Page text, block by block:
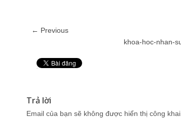
← Previous
khoa-hoc-nhan-
Trả lời
Email của bạn sẽ không được hiển thị công khai.